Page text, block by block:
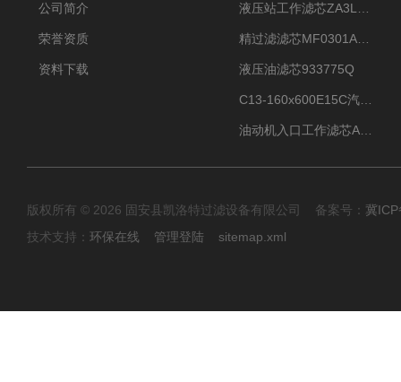
公司简介
荣誉资质
资料下载 液压油滤芯933775Q
版权所有 © 2026 固安县凯洛特过滤设备有限公司 备案号： 冀
技术支持： 环保在线 管理登陆 sitemap.xml